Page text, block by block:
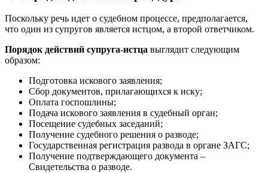
Поскольку речь идет о судебном процессе, предполагается,
что один из супругов является истцом, а второй ответчиком.
Порядок действий супруга-истца выглядит следующим
образом:
Подготовка искового заявления;
Сбор документов, прилагающихся к иску;
Оплата госпошлины;
Подача искового заявления в судебный орган;
Посещение судебных заседаний;
Получение судебного решения о разводе;
Государственная регистрация развода в органе ЗАГС;
Получение подтверждающего документа –
Свидетельства о разводе.